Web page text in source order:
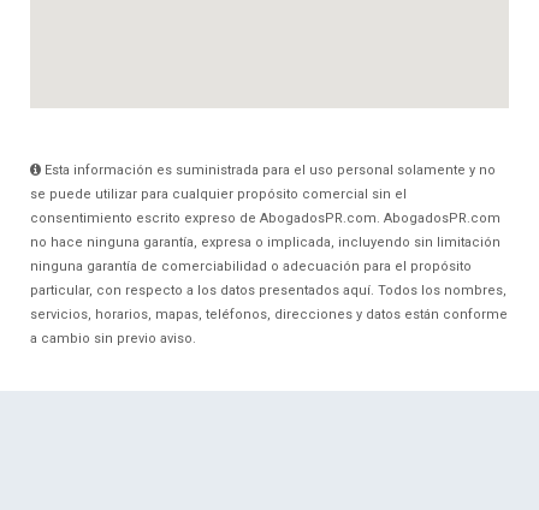
Esta información es suministrada para el uso personal solamente y no
se puede utilizar para cualquier propósito comercial sin el
consentimiento escrito expreso de AbogadosPR.com. AbogadosPR.com
no hace ninguna garantía, expresa o implicada, incluyendo sin limitación
ninguna garantía de comerciabilidad o adecuación para el propósito
particular, con respecto a los datos presentados aquí. Todos los nombres,
servicios, horarios, mapas, teléfonos, direcciones y datos están conforme
a cambio sin previo aviso.